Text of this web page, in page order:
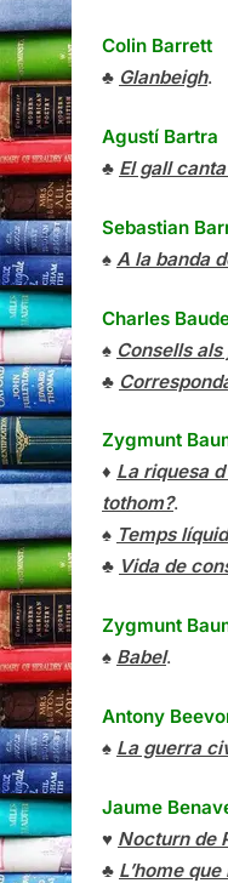
Colin Barrett
♣ Glanbeigh.
Agustí Bartra
♣ El gall
Sebastian
♠ A la banda
Charles
♠ Consells
♣
Zygmunt
♦ La riquesa
tothom?.
♠ Temps
♣ Vida de
Zygmunt
♠ Babel.
Antony
♠ La guerra
Jaume
♥ Nocturn de
♣ L’home